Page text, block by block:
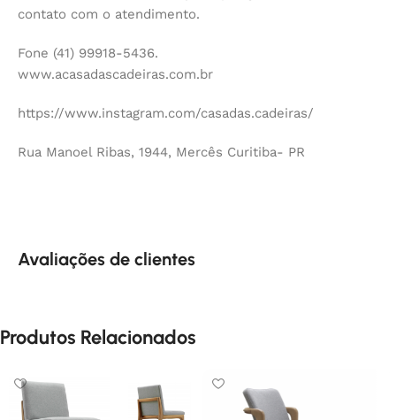
contato com o atendimento.
Fone (41) 99918-5436.
www.acasadascadeiras.com.br
https://www.instagram.com/casadas.cadeiras/
Rua Manoel Ribas, 1944, Mercês Curitiba- PR
Avaliações de clientes
Produtos Relacionados